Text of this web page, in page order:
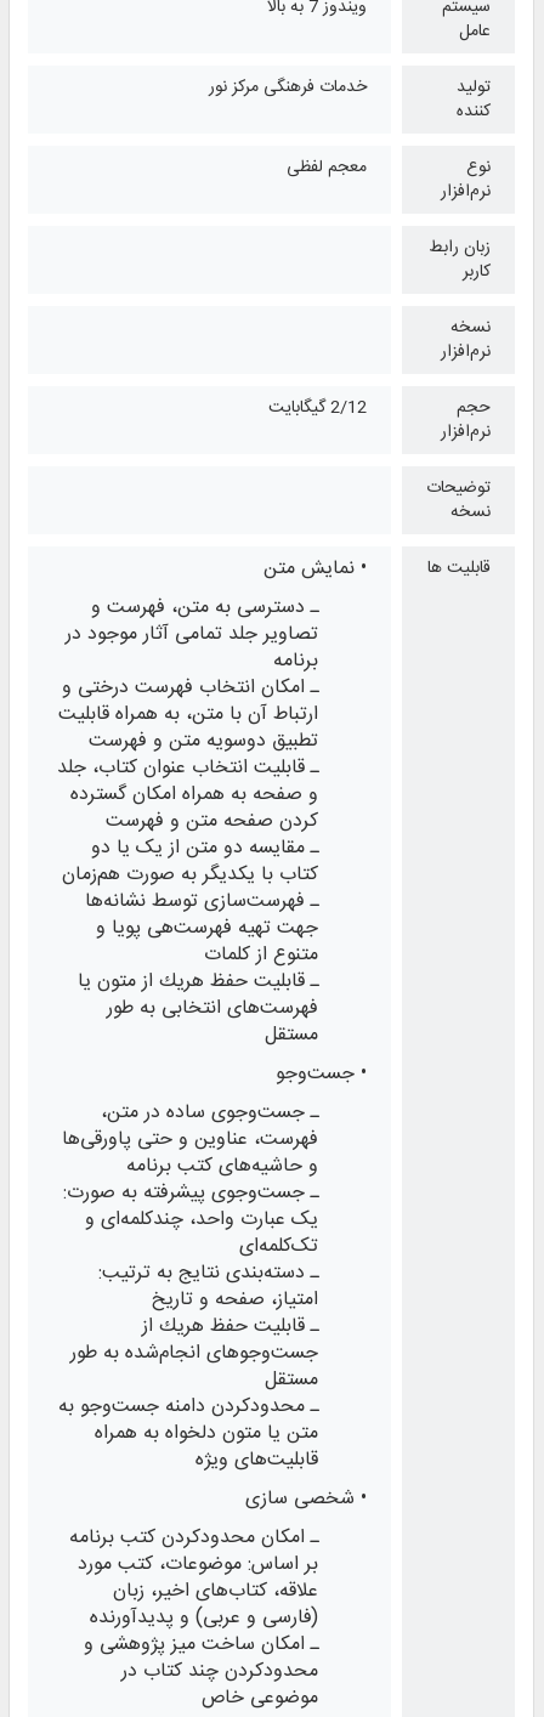
سیستم
عامل
ویندوز 7 به بالا
تولید
کننده
خدمات فرهنگی مرکز نور
نوع
نرم‌افزار
معجم لفظی
زبان رابط
کاربر
نسخه
نرم‌افزار
حجم
نرم‌افزار
2/12 گیگابایت
توضیحات
نسخه
قابلیت ها
• نمایش متن
ـ دسترسی به متن، فهرست و
تصاویر جلد تمامی آثار موجود در
برنامه
ـ امكان انتخاب فهرست درختی و
ارتباط آن با متن، به همراه قابلیت
تطبیق دوسویه متن و فهرست
ـ قابلیت انتخاب عنوان كتاب، جلد
و صفحه به همراه امكان گسترده
كردن صفحه متن و فهرست
ـ مقایسه دو متن از یک یا دو
کتاب با یکدیگر به صورت هم‌زمان
ـ فهرست‌سازی توسط نشانه‌ها
جهت تهیه فهرست‌هی پویا و
متنوع از كلمات
ـ قابلیت حفظ هریك از متون یا
فهرست‌های انتخابی به طور
مستقل
• جست‌وجو
ـ جست‌وجوی ساده در متن،
فهرست، عناوین و حتی پاورقی‌ها
و حاشیه‌های كتب برنامه
ـ جست‌وجوی پیشرفته به صورت:
یک عبارت واحد، چندکلمه‌ای و
تک‌کلمه‌ای
ـ دسته‌بندی نتایج به ترتیب:
امتیاز، صفحه و تاریخ
ـ قابلیت حفظ هر‌یك از
جست‌وجوهای انجام‌‌شده به طور
مستقل
ـ محدودکردن دامنه جست‌وجو به
متن یا متون دلخواه به همراه
قابلیت‌های ویژه
• شخصی سازی
ـ امکان محدودکردن کتب برنامه
بر اساس: موضوعات، کتب مورد
علاقه، کتاب‌های اخیر، زبان
(فارسی و عربی) و پدیدآورنده
ـ امکان ساخت میز پژوهشی و
محدودکردن چند کتاب در
موضوعی خاص